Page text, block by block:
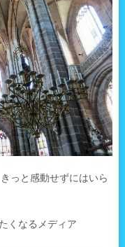
っと感動せずにはいら
くなるメディア